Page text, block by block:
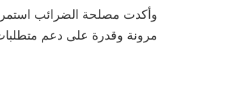
‏وأكدت مصلحة الضرائب
مرونة وقدرة على دعم متطلبات